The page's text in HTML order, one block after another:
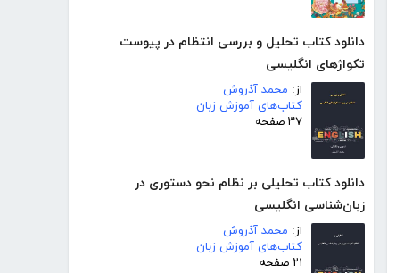
دانلود کتاب تحلیل و بررسی انتظام در پیوست
تکواژهای انگلیسی
از: محمد آذروش
کتاب‌های آموزش زبان
۳۷ صفحه
دانلود کتاب تحلیلی بر نظام نحو دستوری در
زبان‌شناسی انگلیسی
از: محمد آذروش
کتاب‌های آموزش زبان
۲۱ صفحه